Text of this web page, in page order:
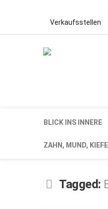
Verkaufsstellen
BLICK INS INNERE
ZAHN, MUND,
Tagged: